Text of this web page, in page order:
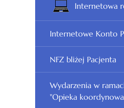
Internetowa
Internetowe Konto
NFZ bliżej Pacjenta
Wydarzenia w
"Opieka